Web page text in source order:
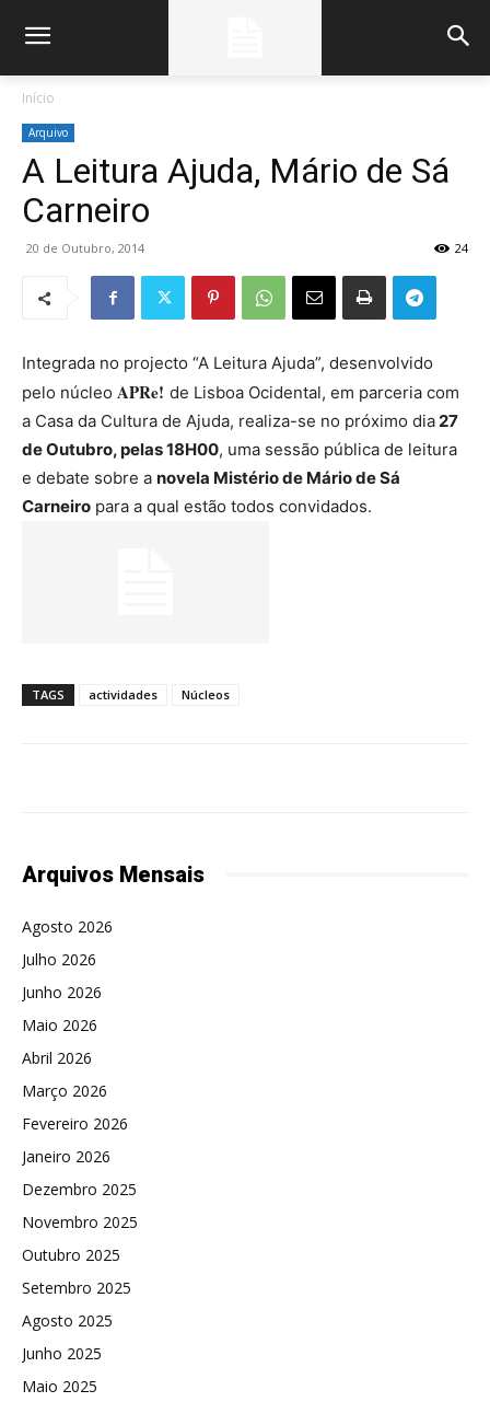
Início
Arquivo
A Leitura Ajuda, Mário de Sá
Carneiro
20 de Outubro, 2014 24
Integrada no projecto “A Leitura Ajuda”, desenvolvido
pelo núcleo APRe! de Lisboa Ocidental, em parceria com
a Casa da Cultura de Ajuda, realiza-se no próximo dia27
de Outubro, pelas 18H00, uma sessão pública de leitura
e debate sobre a novela Mistério de Mário de Sá
Carneiro para a qual estão todos convidados.
TAGS actividades Núcleos
Arquivos Mensais
Agosto 2026
Julho 2026
Junho 2026
Maio 2026
Abril 2026
Março 2026
Fevereiro 2026
Janeiro 2026
Dezembro 2025
Novembro 2025
Outubro 2025
Setembro 2025
Agosto 2025
Junho 2025
Maio 2025